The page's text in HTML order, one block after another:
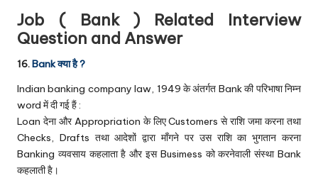
Job ( Bank ) Related Interview
Question and Answer
16.Bank क्या है ?
Indian banking company law, 1949 के अंतर्गत Bank की परिभाषा निम्न
word में दी गई हैं :
Loan देना और Appropriation के लिए Customers से राशि जमा करना तथा
Checks, Drafts तथा आदेशों द्वारा माँगने पर उस राशि का भुगतान करना
Banking व्यवसाय कहलाता है और इस Busimess को करनेवाली संस्था Bank
कहलाती है।